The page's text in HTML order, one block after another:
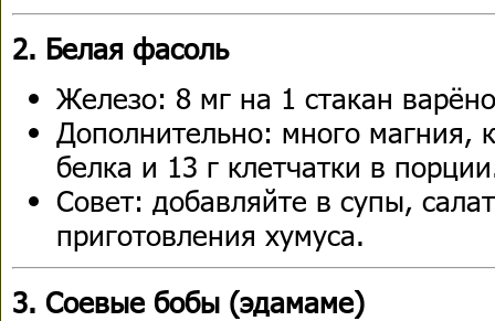
2. Белая фасоль
Железо: 8 мг на 1 стакан
Дополнительно: много магния,
белка и 13 г клетчатки в
Совет: добавляйте в супы,
приготовления хумуса.
3. Соевые бобы (эдамаме)